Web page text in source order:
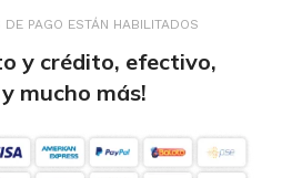
PAGO ESTÁN HABILITADOS
y crédito, efectivo,
mucho más!